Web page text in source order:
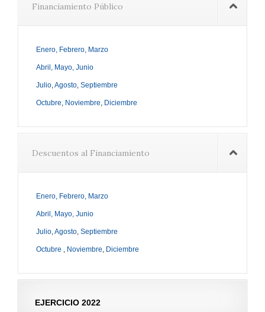
Financiamiento Público
Enero, Febrero, Marzo
Abril, Mayo, Junio
Julio,Agosto, Septiembre
Octubre, Noviembre, Diciembre
Descuentos al Financiamiento
Enero, Febrero, Marzo
Abril, Mayo, Junio
Julio,Agosto, Septiembre
Octubre , Noviembre, Diciembre
EJERCICIO 2022